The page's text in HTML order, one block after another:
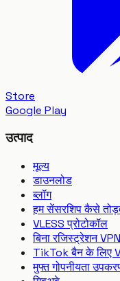
Store
Google Play
उत्पाद
मूल्य
डाउनलोड
ब्लॉग
हम सेंसरशिप कैसे
VLESS प्रोटोकॉल
बिना रजिस्ट्रेशन VPN
TikTok बैन के लिए
मुफ्त गोपनीयता